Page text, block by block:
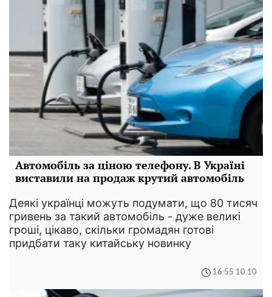
Автомобіль за ціною телефону. В Україні
виставили на продаж крутий автомобіль
Деякі українці можуть подумати, що 80 тисяч
гривень за такий автомобіль - дуже великі
гроші, цікаво, скільки громадян готові
придбати таку китайську новинку
16:55 10.10